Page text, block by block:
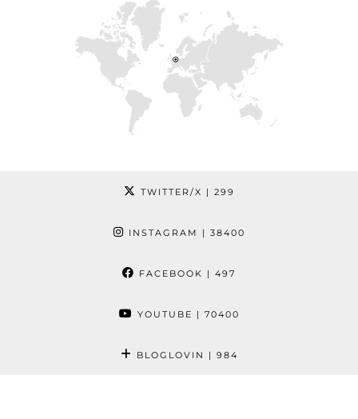
TWITTER/X | 299
INSTAGRAM | 38400
FACEBOOK | 497
YOUTUBE | 70400
BLOGLOVIN | 984